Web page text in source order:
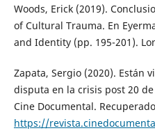
Woods, Erick (2019).
of Cultural Trauma. En
and Identity (pp. 195-201).
Zapata, Sergio (2020). Están
disputa en la crisis post 20
Cine Documental.
https://